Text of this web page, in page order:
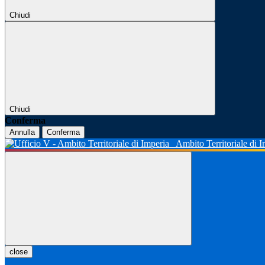
Chiudi
Chiudi
Conferma
Annulla Conferma
Ambito Territoriale di
close